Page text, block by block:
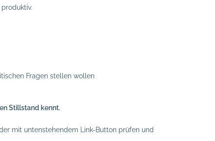
Fragen stellen wollen
Stillstand kennt.
mit untenstehendem Link-Button prüfen und